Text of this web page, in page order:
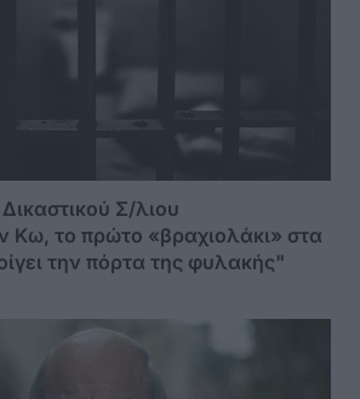
Σ/λιου
Κω, το πρώτο «βραχιολάκι» στα
που "ανοίγει την πόρτα της φυλακής"